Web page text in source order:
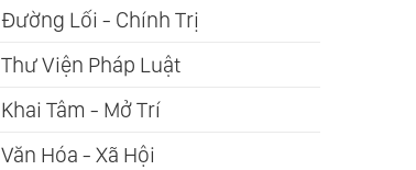
Đường Lối - Chính Trị
Thư Viện Pháp Luật
Khai Tâm - Mở Trí
Văn Hóa - Xã Hội